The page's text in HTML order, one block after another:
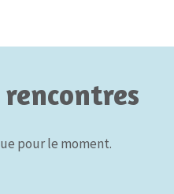
rencontres
pour le moment.